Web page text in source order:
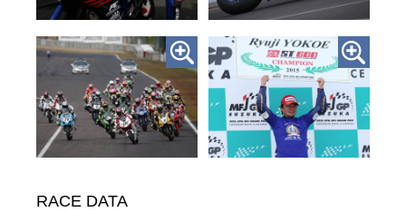
RACE DATA